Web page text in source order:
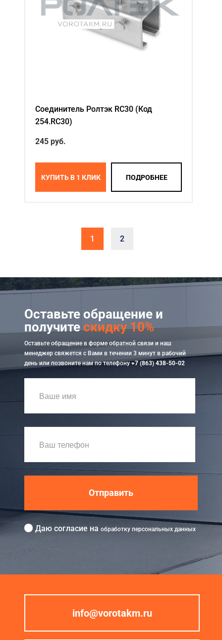
Соединитель Ролтэк RC30 (Код
254.RC30)
245 руб.
КУПИТЬ В 1 КЛИК ПОДРОБНЕЕ
1 2
Оставьте обращение и
получитескидку 10%
Оставьте обращение в форме обратной связи и наш
менеджер свяжется с Вами в течении 3 минут в рабочий
день или позвоните нам по телефону+7 (863) 438-50-02
Отправить
Даю согласие на обработку персональных данных
info@vorotakm.ru